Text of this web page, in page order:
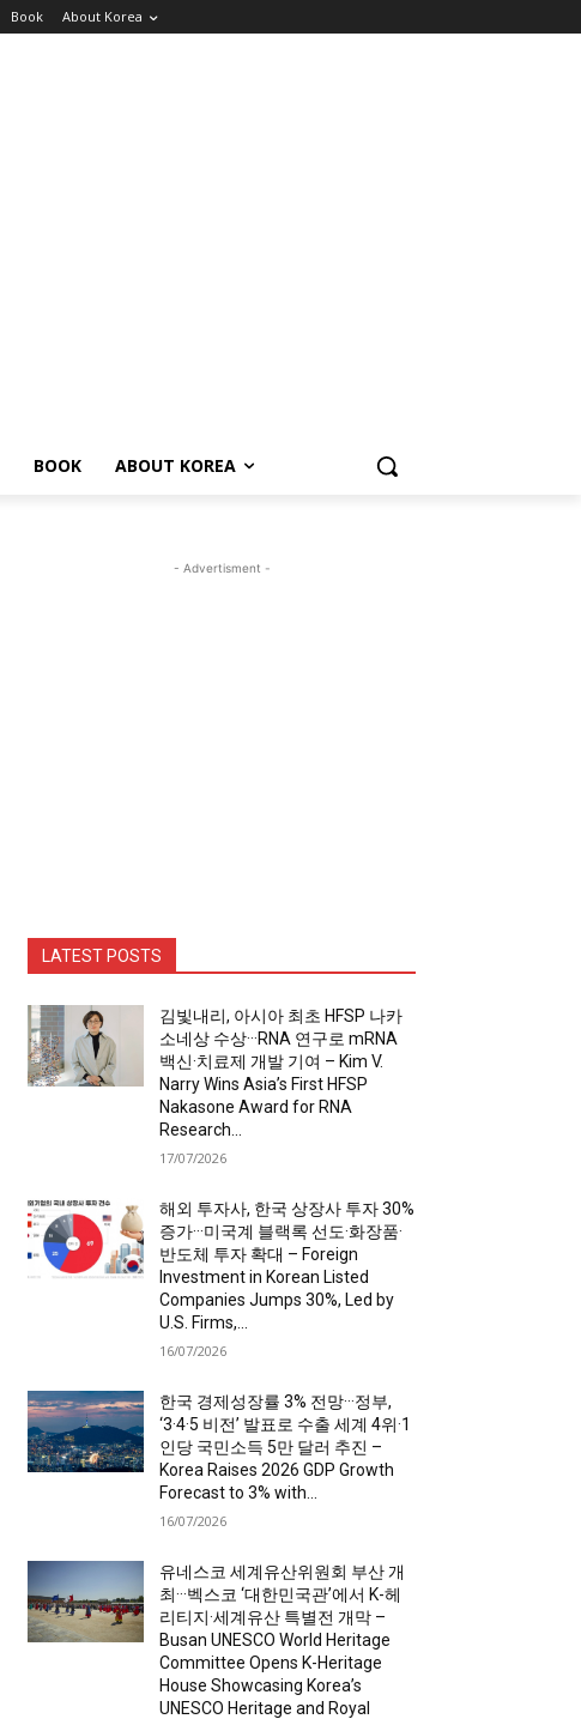
Book About Korea
BOOK ABOUT KOREA
- Advertisment -
LATEST POSTS
김빛내리, 아시아 최초 HFSP 나카
소네상 수상···RNA 연구로 mRNA
백신·치료제 개발 기여 – Kim V.
Narry Wins Asia’s First HFSP
Nakasone Award for RNA
Research...
17/07/2026
해외 투자사, 한국 상장사 투자 30%
증가···미국계 블랙록 선도·화장품·
반도체 투자 확대 – Foreign
Investment in Korean Listed
Companies Jumps 30%, Led by
U.S. Firms,...
16/07/2026
한국 경제성장률 3% 전망···정부,
‘3·4·5 비전’ 발표로 수출 세계 4위·1
인당 국민소득 5만 달러 추진 –
Korea Raises 2026 GDP Growth
Forecast to 3% with...
16/07/2026
유네스코 세계유산위원회 부산 개
최···벡스코 ‘대한민국관’에서 K-헤
리티지·세계유산 특별전 개막 –
Busan UNESCO World Heritage
Committee Opens K-Heritage
House Showcasing Korea’s
UNESCO Heritage and Royal